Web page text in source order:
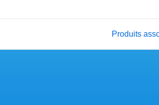
Produits